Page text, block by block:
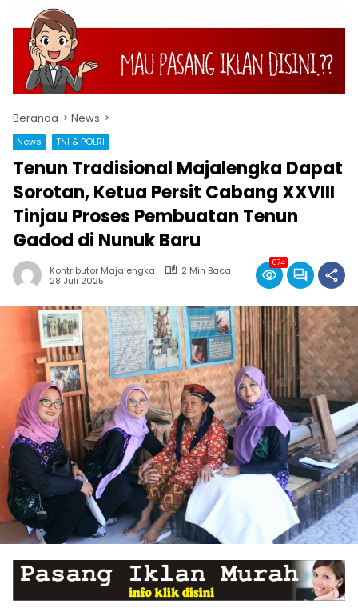
Beranda News
News TNI & POLRI
Tenun Tradisional Majalengka Dapat
Sorotan, Ketua Persit Cabang XXVIII
Tinjau Proses Pembuatan Tenun
Gadod di Nunuk Baru
Kontributor Majalengka
2 Min Baca
28 Juli 2025
674